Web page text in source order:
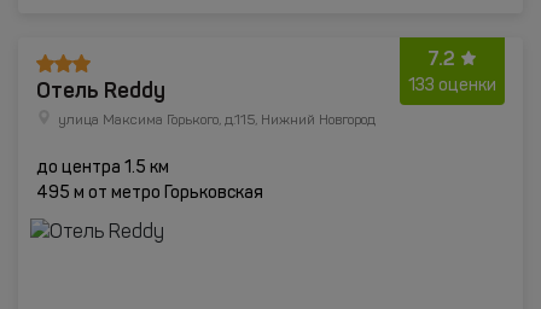
7.2
133 оценки
Отель Reddy
улица Максима Горького, д.115, Нижний Новгород
до центра 1.5 км
495 м от метро Горьковская